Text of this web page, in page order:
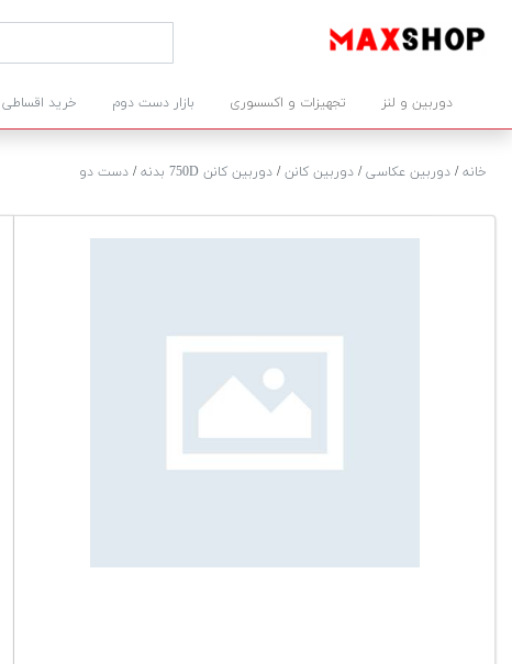
دوربین و لنز تجهیزات و اکسسوری بازار دست دوم خرید اقساطی
خانه/ دوربین عکاسی/ دوربین کانن/ دوربین کانن 750D بدنه / دست دو